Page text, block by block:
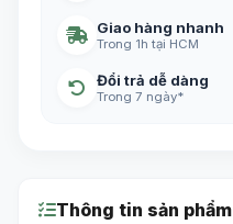
Giao hàng nhanh
Trong 1h tại HCM
Đổi trả dễ dàng
Trong 7 ngày*
Thông tin sản phẩm